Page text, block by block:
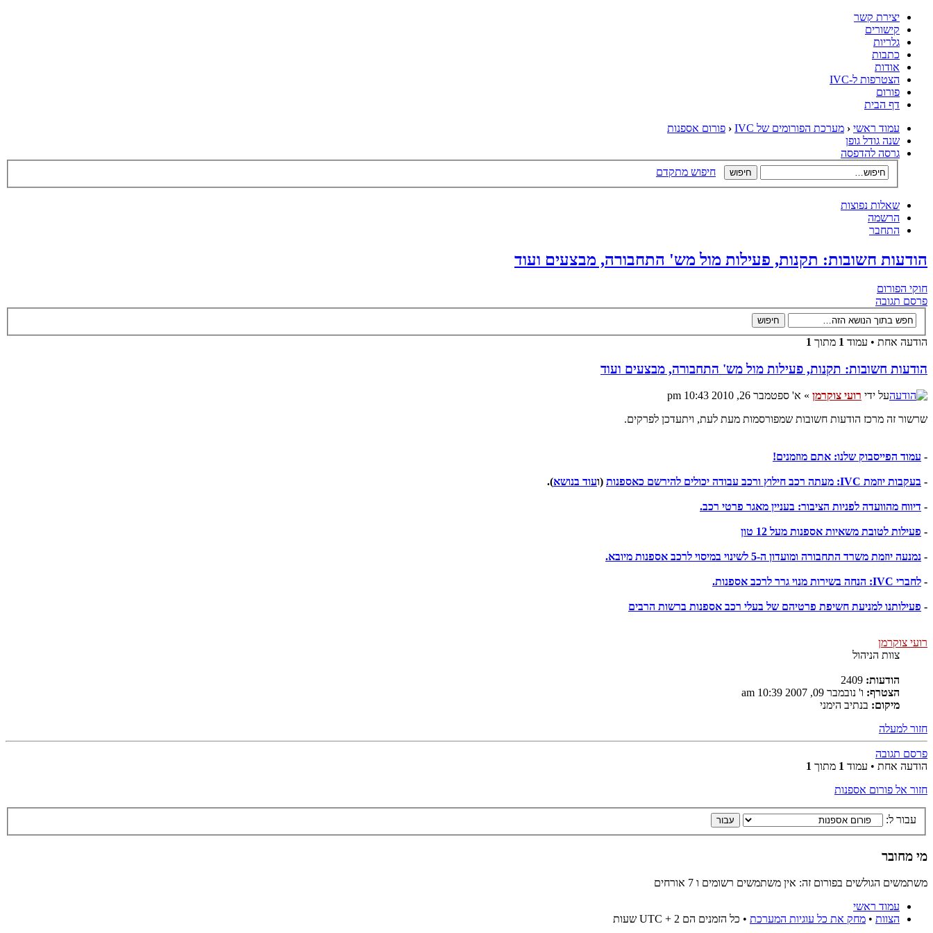
יצירת קשר
קישורים
גלריות
כתבות
אודות
הצטרפות ל-IVC
פורום
דף הבית
עמוד ראשי ‹ מערכת הפורומים של IVC ‹ פורום אספנות
שנה גודל גופן
גרסה להדפסה
חיפוש מתקדם
שאלות נפוצות
הרשמה
התחבר
הודעות חשובות: תקנות, פעילות מול מש' התחבורה, מבצעים ועוד
חוקי הפורום
פרסם תגובה
הודעה אחת • עמוד 1 מתוך 1
הודעות חשובות: תקנות, פעילות מול מש' התחבורה, מבצעים ועוד
על ידי רועי צוקרמן » א' ספטמבר 26, 2010 10:43 pm
שרשור זה מרכז הודעות חשובות שמפורסמות מעת לעת, ויתעדכן לפרקים.
- עמוד הפייסבוק שלנו: אתם מוזמנים!
- בעקבות יוזמת IVC: מעתה רכב חילוץ ורכב עבודה יכולים להירשם כאספנות (ועוד בנושא).
- דיווח מהוועדה לפניות הציבור: בעניין מאגר פרטי רכב.
- פעילות לטובת משאיות אספנות מעל 12 טון
- נמנעה יוזמת משרד התחבורה ומועדון ה-5 לשינוי במיסוי לרכב אספנות מיובא.
- לחברי IVC: הנחה בשירות מנוי גרר לרכב אספנות.
- פעילותנו למניעת חשיפת פרטיהם של בעלי רכב אספנות ברשות הרבים
רועי צוקרמן
צוות הניהול
הודעות:
הצטרף: ו' נובמבר 09, 2007 10:39 am
מיקום: בנתיב הימני
חזור למעלה
פרסם תגובה
הודעה אחת • עמוד 1 מתוך 1
חזור אל פורום אספנות
עבור ל:
מי מחובר
משתמשים הגולשים בפורום זה: אין משתמשים רשומים ו 7 אורחים
עמוד ראשי
הצוות • מחק את כל עוגיות המערכת • כל הזמנים הם UTC + 2 שעות